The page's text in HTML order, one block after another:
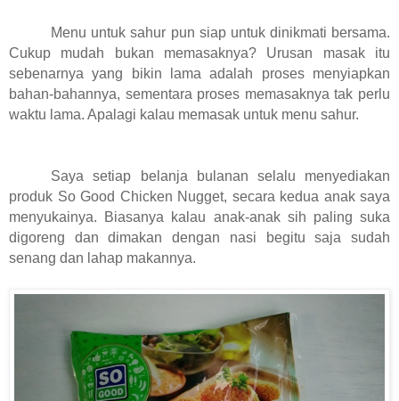
Menu untuk sahur pun siap untuk dinikmati bersama.
Cukup mudah bukan memasaknya? Urusan masak itu
sebenarnya yang bikin lama adalah proses menyiapkan
bahan-bahannya, sementara proses memasaknya tak perlu
waktu lama. Apalagi kalau memasak untuk menu sahur.
Saya setiap belanja bulanan selalu menyediakan
produk So Good Chicken Nugget, secara kedua anak saya
menyukainya. Biasanya kalau anak-anak sih paling suka
digoreng dan dimakan dengan nasi begitu saja sudah
senang dan lahap makannya.